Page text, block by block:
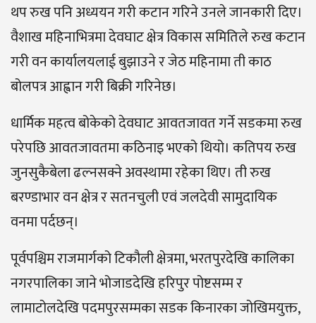
थप रुख पनि अध्ययन गरी कटान गरिने उनले जानकारी दिए।
वैशाख महिनाभित्रमा देवघाट क्षेत्र विकास समितिले रुख कटान
गरी वन कार्यालयलाई बुझाउने र जेठ महिनामा ती काठ
बोलपत्र आह्वान गरी बिक्री गरिनेछ।
धार्मिक महत्व बोकेको देवघाट आवतजावत गर्ने सडकमा रुख
परेपछि आवतजावतमा कठिनाइ भएको थियो। कतिपय रुख
जुनसुकैबेला ढल्नसक्ने अवस्थामा रहेका थिए। ती रुख
बरण्डाभार वन क्षेत्र र सतनचुली एवं जलदेवी सामुदायिक
वनमा पर्दछन्।
पूर्वपश्चिम राजमार्गको टिकौली क्षेत्रमा, भरतपुरदेखि कालिका
नगरपालिका जाने भोजाडदेखि हरिपुर पोष्टसम्म र
लामाटोलदेखि पदमपुरसम्मका सडक किनारका जोखिमयुक्त,